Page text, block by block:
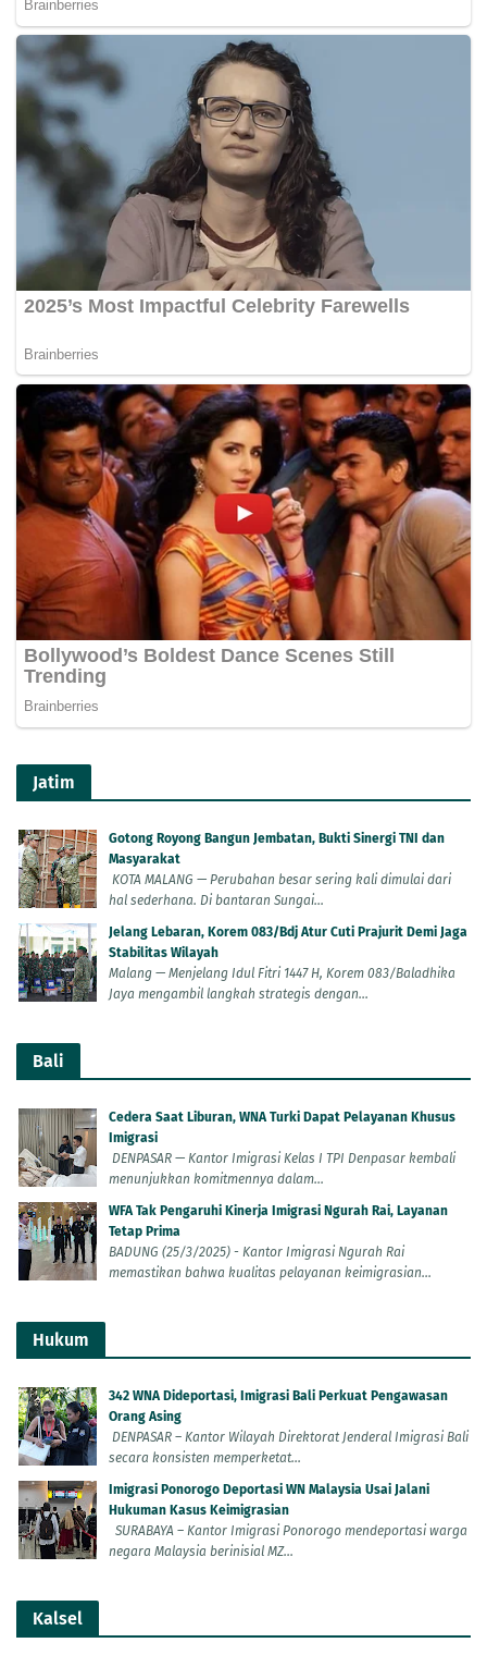
Jatim
Gotong Royong Bangun Jembatan, Bukti Sinergi TNI dan
Masyarakat
KOTA MALANG — Perubahan besar sering kali dimulai dari
hal sederhana. Di bantaran Sungai...
Jelang Lebaran, Korem 083/Bdj Atur Cuti Prajurit Demi Jaga
Stabilitas Wilayah
Malang — Menjelang Idul Fitri 1447 H, Korem 083/Baladhika
Jaya mengambil langkah strategis dengan...
Bali
Cedera Saat Liburan, WNA Turki Dapat Pelayanan Khusus
Imigrasi
DENPASAR — Kantor Imigrasi Kelas I TPI Denpasar kembali
menunjukkan komitmennya dalam...
WFA Tak Pengaruhi Kinerja Imigrasi Ngurah Rai, Layanan
Tetap Prima
BADUNG (25/3/2025) - Kantor Imigrasi Ngurah Rai
memastikan bahwa kualitas pelayanan keimigrasian...
Hukum
342 WNA Dideportasi, Imigrasi Bali Perkuat Pengawasan
Orang Asing
DENPASAR – Kantor Wilayah Direktorat Jenderal Imigrasi Bali
secara konsisten memperketat...
Imigrasi Ponorogo Deportasi WN Malaysia Usai Jalani
Hukuman Kasus Keimigrasian
SURABAYA – Kantor Imigrasi Ponorogo mendeportasi warga
negara Malaysia berinisial MZ...
Kalsel